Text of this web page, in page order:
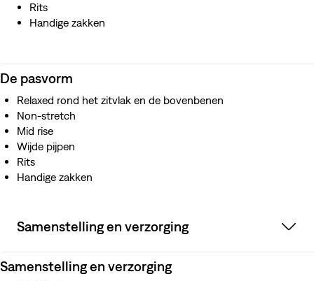
Rits
Handige zakken
De pasvorm
Relaxed rond het zitvlak en de bovenbenen
Non-stretch
Mid rise
Wijde pijpen
Rits
Handige zakken
Samenstelling en verzorging
Samenstelling en verzorging